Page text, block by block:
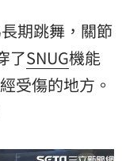
期跳舞，關節
了SNUG機能
受傷的地方。